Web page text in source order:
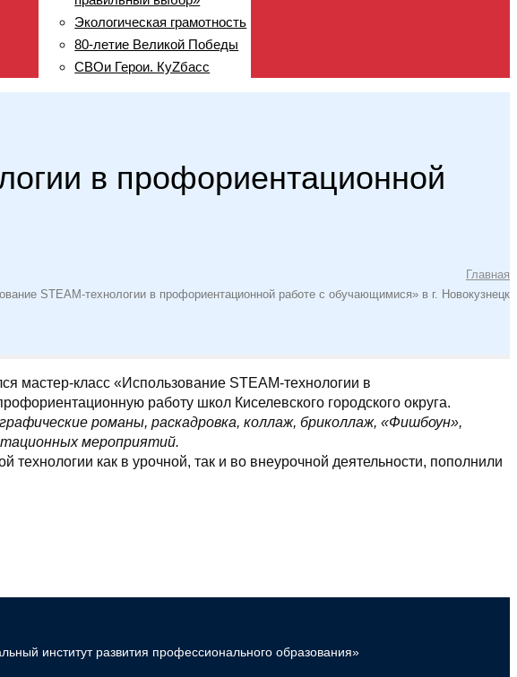
Экологическая грамотность
80-летие Великой Победы
СВОи Герои. КуZбасс
в профориентационной
Главная
STEAM-технологии в профориентационной работе с обучающимися» в г. Новокузнецк
мастер-класс «Использование STEAM-технологии в
работу школ Киселевского городского округа.
романы, раскадровка, коллаж, бриколлаж, «Фишбоун»,
мероприятий.
как в урочной, так и во внеурочной деятельности, пополнили
институт развития профессионального образования»